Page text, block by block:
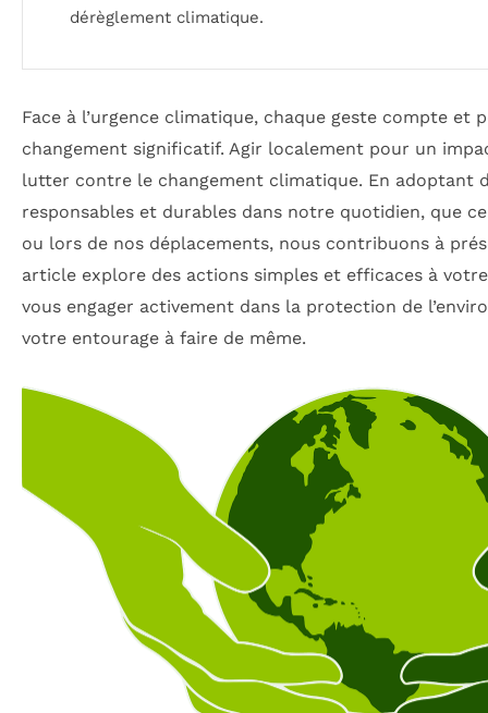
dérèglement climatique.
Face à l’urgence climatique, chaque geste compte et
changement significatif. Agir localement pour un
lutter contre le changement climatique. En adoptant
responsables et durables dans notre quotidien, que
ou lors de nos déplacements, nous contribuons à
article explore des actions simples et efficaces à
vous engager activement dans la protection de
votre entourage à faire de même.